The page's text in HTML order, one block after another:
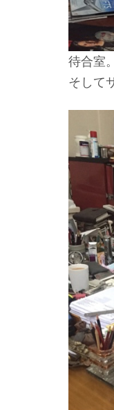
待合室
そして